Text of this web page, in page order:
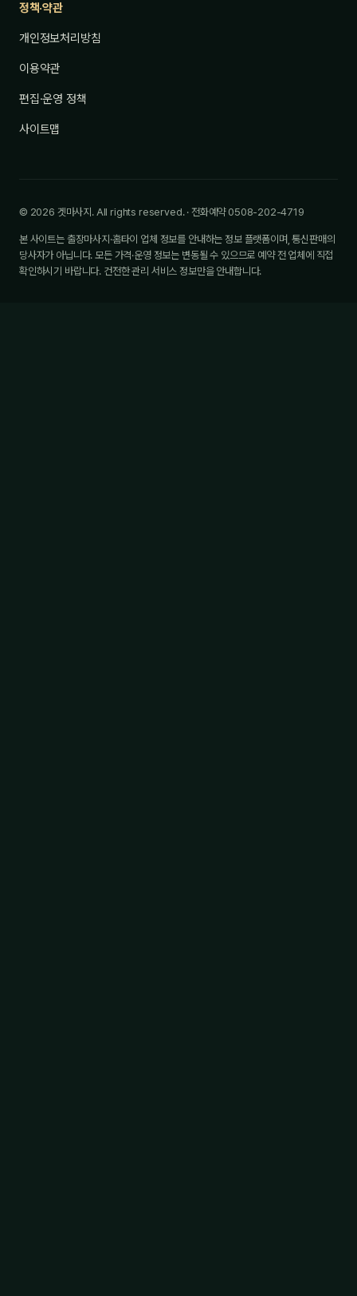
정책·약관
개인정보처리방침
이용약관
편집·운영 정책
사이트맵
© 2026 겟마사지. All rights reserved. · 전화예약 0508-202-4719
본 사이트는 출장마사지·홈타이 업체 정보를 안내하는 정보 플랫폼이며, 통신판매의
당사자가 아닙니다. 모든 가격·운영 정보는 변동될 수 있으므로 예약 전 업체에 직접
확인하시기 바랍니다. 건전한 관리 서비스 정보만을 안내합니다.